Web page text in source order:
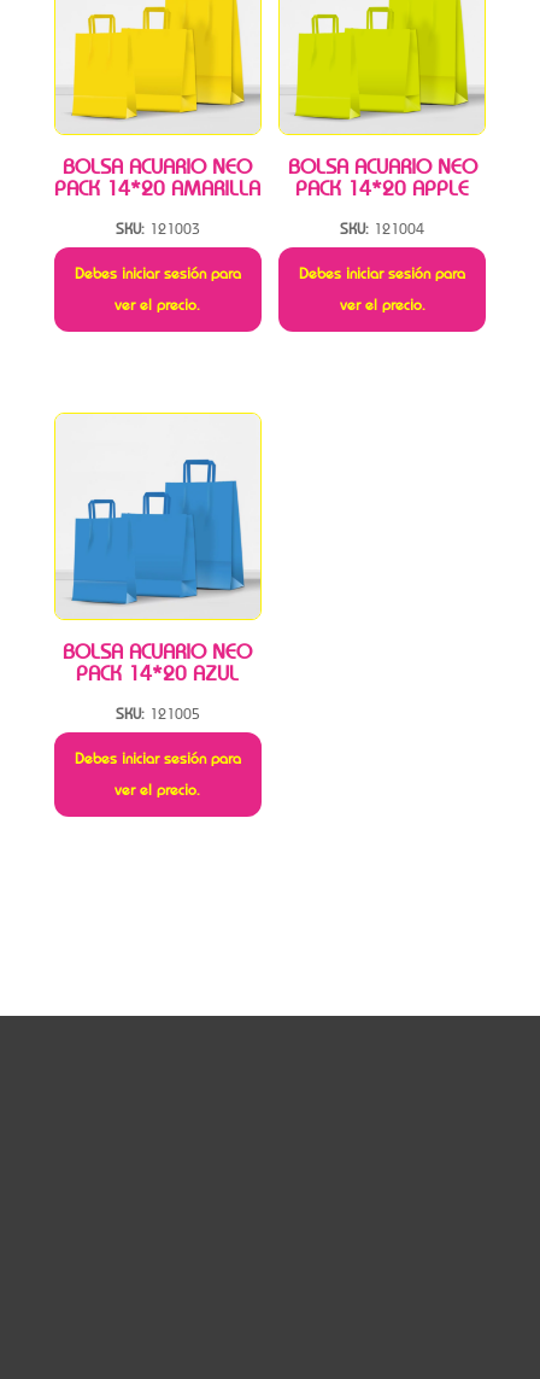
BOLSA ACUARIO NEO
PACK 14*20 AMARILLA
SKU: 121003
Debes iniciar sesión para
ver el precio.
BOLSA ACUARIO NEO
PACK 14*20 APPLE
SKU: 121004
Debes iniciar sesión para
ver el precio.
BOLSA ACUARIO NEO
PACK 14*20 AZUL
SKU: 121005
Debes iniciar sesión para
ver el precio.